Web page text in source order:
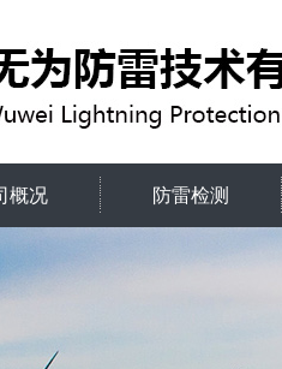
概况 防雷检测